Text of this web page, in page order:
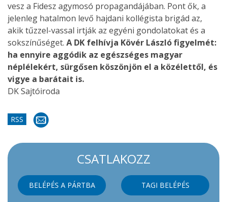
vesz a Fidesz agymosó propagandájában. Pont ők, a
jelenleg hatalmon levő hajdani kollégista brigád az,
akik tűzzel-vassal irtják az egyéni gondolatokat és a
sokszínűséget. A DK felhívja Kövér László figyelmét:
ha ennyire aggódik az egészséges magyar
néplélekért, sürgősen köszönjön el a közélettől, és
vigye a barátait is.
DK Sajtóiroda
RSS
CSATLAKOZZ
BELÉPÉS A PÁRTBA TAGI BELÉPÉS